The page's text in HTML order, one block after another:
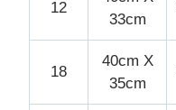
12
33cm
18
40cm X
35cm